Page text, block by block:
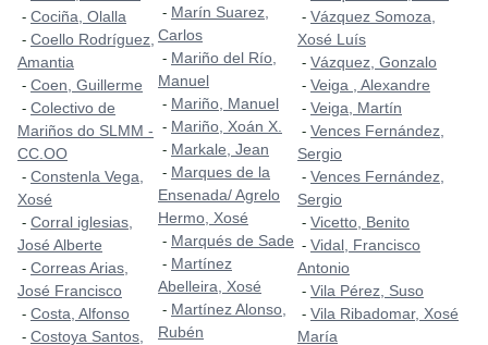
- Cociña, Olalla
- Coello Rodríguez,
Amantia
- Coen, Guillerme
- Colectivo de
Mariños do SLMM -
CC.OO
- Constenla Vega,
Xosé
- Corral iglesias,
José Alberte
- Correas Arias,
José Francisco
- Costa, Alfonso
- Costoya Santos,
- Marín Suarez,
Carlos
- Mariño del Río,
Manuel
- Mariño, Manuel
- Mariño, Xoán X.
- Markale, Jean
- Marques de la
Ensenada/ Agrelo
Hermo, Xosé
- Marqués de Sade
- Martínez
Abelleira, Xosé
- Martínez Alonso,
Rubén
- Vázquez Somoza,
Xosé Luís
- Vázquez, Gonzalo
- Veiga , Alexandre
- Veiga, Martín
- Vences Fernández,
Sergio
- Vences Fernández,
Sergio
- Vicetto, Benito
- Vidal, Francisco
Antonio
- Vila Pérez, Suso
- Vila Ribadomar, Xosé
María